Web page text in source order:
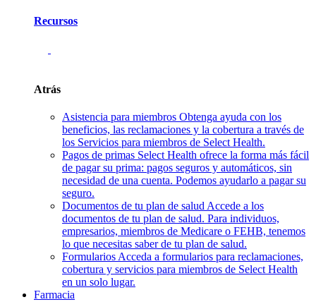
Recursos
Atrás
Asistencia para miembros Obtenga ayuda con los
beneficios, las reclamaciones y la cobertura a través de
los Servicios para miembros de Select Health.
Pagos de primas Select Health ofrece la forma más fácil
de pagar su prima: pagos seguros y automáticos, sin
necesidad de una cuenta. Podemos ayudarlo a pagar su
seguro.
Documentos de tu plan de salud Accede a los
documentos de tu plan de salud. Para individuos,
empresarios, miembros de Medicare o FEHB, tenemos
lo que necesitas saber de tu plan de salud.
Formularios Acceda a formularios para reclamaciones,
cobertura y servicios para miembros de Select Health
en un solo lugar.
Farmacia